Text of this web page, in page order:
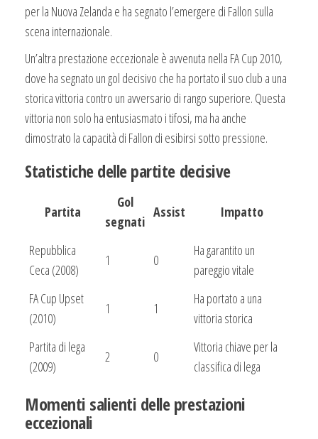
per la Nuova Zelanda e ha segnato l’emergere di Fallon sulla
scena internazionale.
Un’altra prestazione eccezionale è avvenuta nella FA Cup 2010,
dove ha segnato un gol decisivo che ha portato il suo club a una
storica vittoria contro un avversario di rango superiore. Questa
vittoria non solo ha entusiasmato i tifosi, ma ha anche
dimostrato la capacità di Fallon di esibirsi sotto pressione.
Statistiche delle partite decisive
Partita
Gol
segnati
Assist Impatto
Repubblica
Ceca (2008)
1 0
Ha garantito un
pareggio vitale
FA Cup Upset
(2010)
1 1
Ha portato a una
vittoria storica
Partita di lega
(2009)
2 0
Vittoria chiave per la
classifica di lega
Momenti salienti delle prestazioni
eccezionali